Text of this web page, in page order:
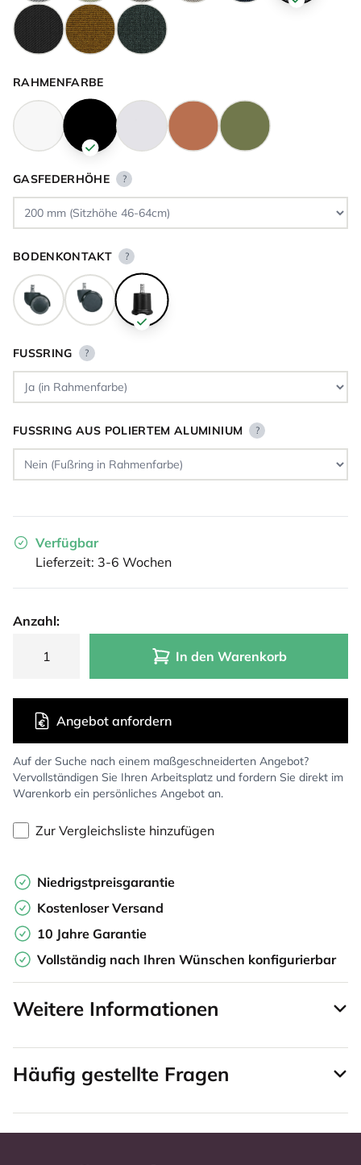
RAHMENFARBE
GASFEDERHÖHE ?
BODENKONTAKT ?
FUSSRING ?
FUSSRING AUS POLIERTEM ALUMINIUM ?
Verfügbar
Lieferzeit: 3-6 Wochen
Anzahl:
In den Warenkorb
Auf der Suche nach einem maßgeschneiderten Angebot?
Vervollständigen Sie Ihren Arbeitsplatz und fordern Sie direkt im
Warenkorb ein persönliches Angebot an.
Angebot anfordern
Zur Vergleichsliste hinzufügen
Niedrigstpreisgarantie
Kostenloser Versand
10 Jahre Garantie
Vollständig nach Ihren Wünschen konfigurierbar
Weitere Informationen
Häufig gestellte Fragen